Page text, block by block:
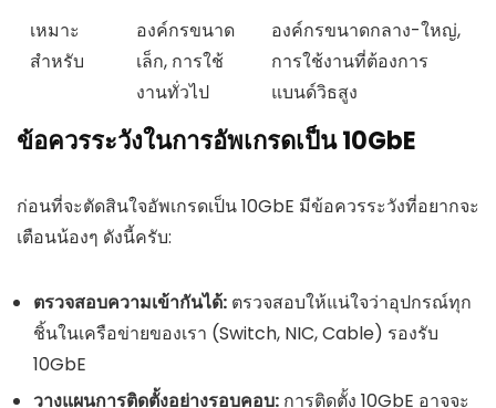
เหมาะ
สำหรับ
องค์กรขนาด
เล็ก, การใช้
งานทั่วไป
องค์กรขนาดกลาง-ใหญ่,
การใช้งานที่ต้องการ
แบนด์วิธสูง
ข้อควรระวังในการอัพเกรดเป็น 10GbE
ก่อนที่จะตัดสินใจอัพเกรดเป็น 10GbE มีข้อควรระวังที่อยากจะ
เตือนน้องๆ ดังนี้ครับ:
ตรวจสอบความเข้ากันได้: ตรวจสอบให้แน่ใจว่าอุปกรณ์ทุก
ชิ้นในเครือข่ายของเรา (Switch, NIC, Cable) รองรับ
10GbE
วางแผนการติดตั้งอย่างรอบคอบ: การติดตั้ง 10GbE อาจจะ